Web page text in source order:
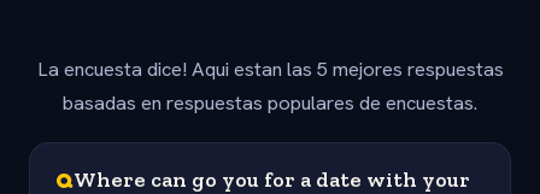
La encuesta dice! Aqui estan las 5 mejores respuestas
basadas en respuestas populares de encuestas.
QWhere can go you for a date with your